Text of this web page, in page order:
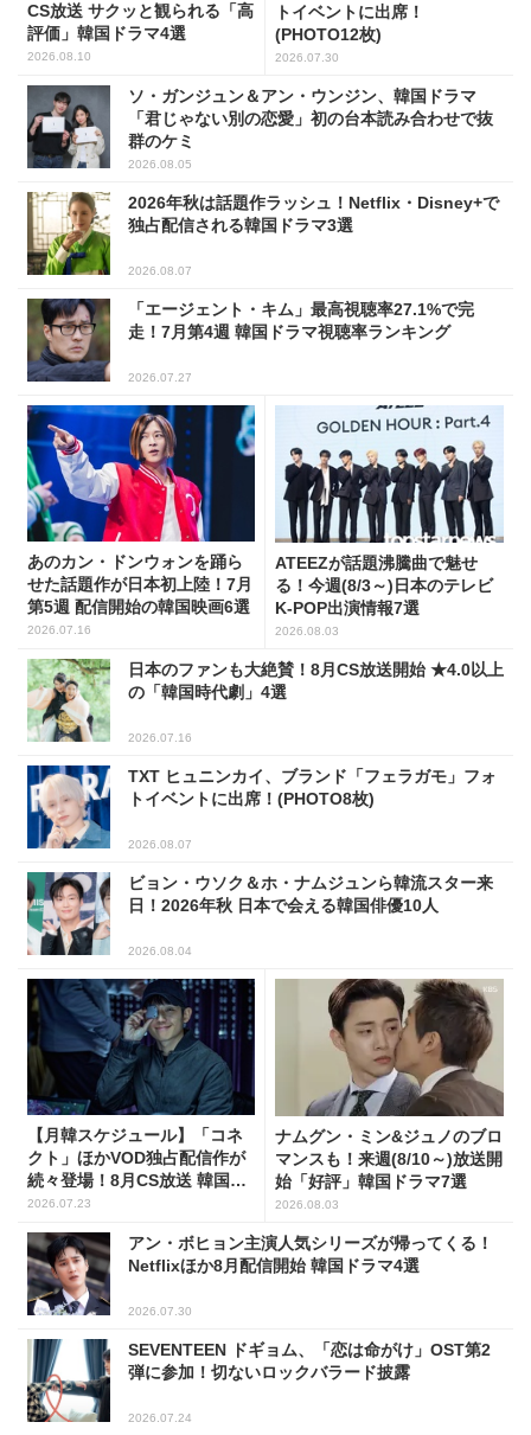
CS放送 サクッと観られる「高
評価」韓国ドラマ4選
2026.08.10
トイベントに出席！
(PHOTO12枚)
2026.07.30
ソ・ガンジュン＆アン・ウンジン、韓国ドラマ
「君じゃない別の恋愛」初の台本読み合わせで抜
群のケミ
2026.08.05
2026年秋は話題作ラッシュ！Netflix・Disney+で
独占配信される韓国ドラマ3選
2026.08.07
「エージェント・キム」最高視聴率27.1%で完
走！7月第4週 韓国ドラマ視聴率ランキング
2026.07.27
あのカン・ドンウォンを踊ら
せた話題作が日本初上陸！7月
第5週 配信開始の韓国映画6選
2026.07.16
ATEEZが話題沸騰曲で魅せ
る！今週(8/3～)日本のテレビ
K-POP出演情報7選
2026.08.03
日本のファンも大絶賛！8月CS放送開始 ★4.0以上
の「韓国時代劇」4選
2026.07.16
TXT ヒュニンカイ、ブランド「フェラガモ」フォ
トイベントに出席！(PHOTO8枚)
2026.08.07
ビョン・ウソク＆ホ・ナムジュンら韓流スター来
日！2026年秋 日本で会える韓国俳優10人
2026.08.04
【月韓スケジュール】「コネ
クト」ほかVOD独占配信作が
続々登場！8月CS放送 韓国ド
ラマ(全66選)
2026.07.23
ナムグン・ミン&ジュノのブロ
マンスも！来週(8/10～)放送開
始「好評」韓国ドラマ7選
2026.08.03
アン・ボヒョン主演人気シリーズが帰ってくる！
Netflixほか8月配信開始 韓国ドラマ4選
2026.07.30
SEVENTEEN ドギョム、「恋は命がけ」OST第2
弾に参加！切ないロックバラード披露
2026.07.24